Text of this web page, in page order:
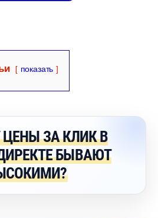
показать
ЦЕНЫ ЗА КЛИК
БЫВАЮТ